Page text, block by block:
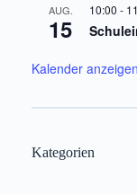
AUG.
15
10:00 -
Kalender anzeigen
Kategorien